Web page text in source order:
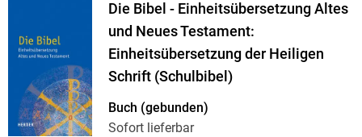
Die Bibel - Einheitsübersetzung Altes
und Neues Testament:
Einheitsübersetzung der Heiligen
Schrift (Schulbibel)
Buch (gebunden)
Sofort lieferbar